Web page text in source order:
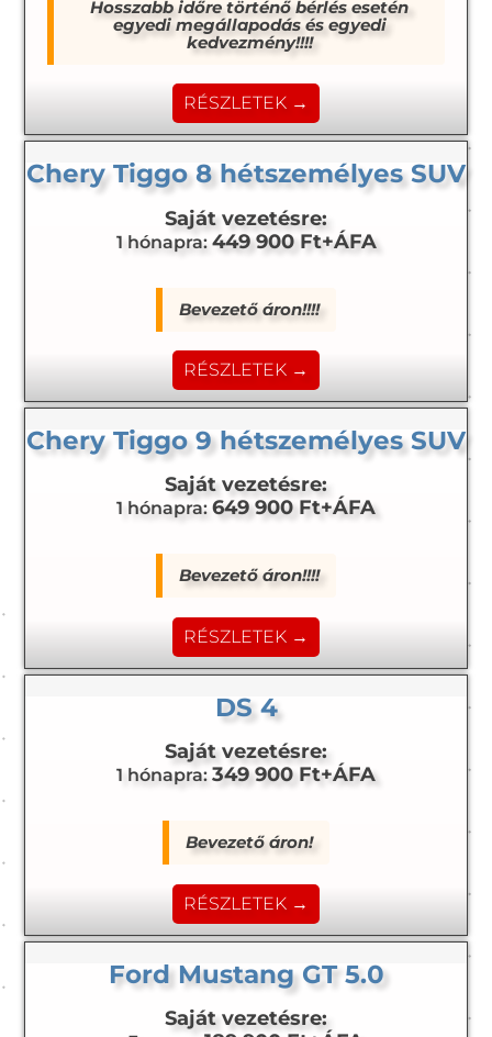
Hosszabb időre történő bérlés esetén
egyedi megállapodás és egyedi
kedvezmény!!!!
RÉSZLETEK →
Chery Tiggo 8 hétszemélyes SUV
Saját vezetésre:
1 hónapra: 449 900 Ft+ÁFA
Bevezető áron!!!!
RÉSZLETEK →
Chery Tiggo 9 hétszemélyes SUV
Saját vezetésre:
1 hónapra: 649 900 Ft+ÁFA
Bevezető áron!!!!
RÉSZLETEK →
DS 4
Saját vezetésre:
1 hónapra: 349 900 Ft+ÁFA
Bevezető áron!
RÉSZLETEK →
Ford Mustang GT 5.0
Saját vezetésre: